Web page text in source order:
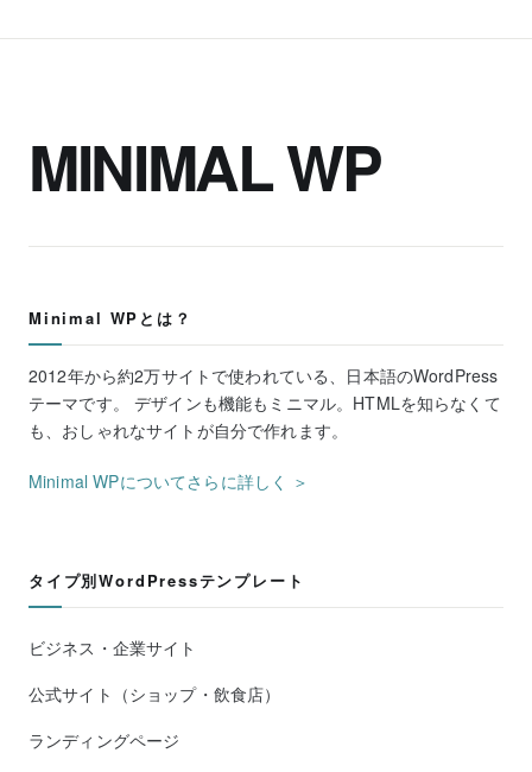
MINIMAL WP
Minimal WPとは？
2012年から約2万サイトで使われている、日本語のWordPress
テーマです。 デザインも機能もミニマル。HTMLを知らなくて
も、おしゃれなサイトが自分で作れます。
Minimal WPについてさらに詳しく ＞
タイプ別WordPressテンプレート
ビジネス・企業サイト
公式サイト（ショップ・飲食店）
ランディングページ